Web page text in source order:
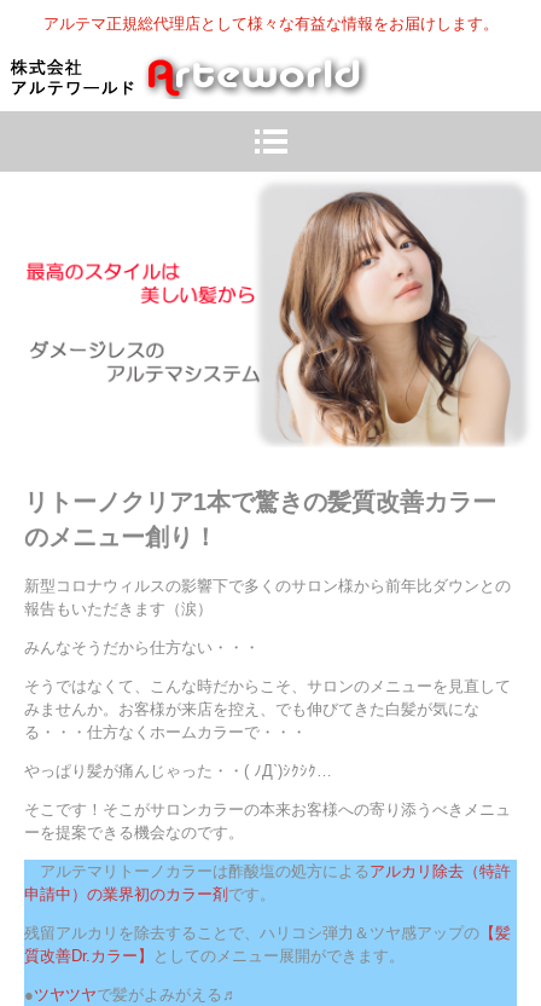
アルテマ正規総代理店として様々な有益な情報をお届けします。
リトーノクリア1本で驚きの髪質改善カラー
のメニュー創り！
新型コロナウィルスの影響下で多くのサロン様から前年比ダウンとの
報告もいただきます（涙）
みんなそうだから仕方ない・・・
そうではなくて、こんな時だからこそ、サロンのメニューを見直して
みませんか。お客様が来店を控え、でも伸びてきた白髪が気にな
る・・・仕方なくホームカラーで・・・
やっぱり髪が痛んじゃった・・( ﾉД`)ｼｸｼｸ…
そこです！そこがサロンカラーの本来お客様への寄り添うべきメニュ
ーを提案できる機会なのです。
アルテマリトーノカラーは酢酸塩の処方によるアルカリ除去（特許
申請中）の業界初のカラー剤 です。
残留アルカリを除去することで、ハリコシ弾力＆ツヤ感アップの 【髪
質改善Dr.カラー】
としてのメニュー展開ができます。
●ツヤツヤで髪がよみがえる♬